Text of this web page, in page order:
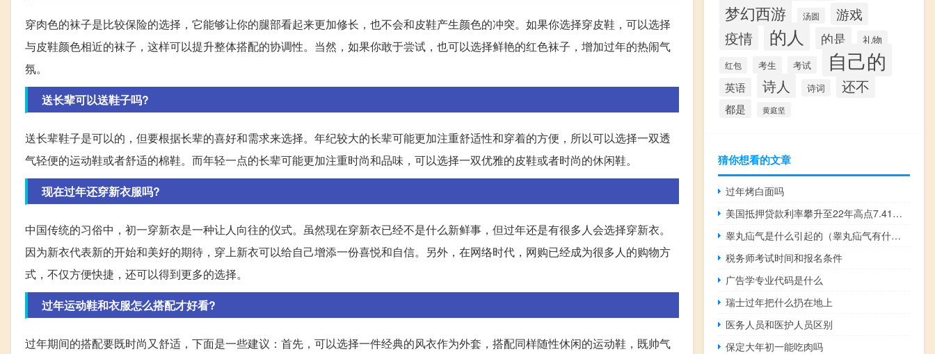
穿肉色的袜子是比较保险的选择，它能够让你的腿部看起来更加修长，也不会和皮鞋产生颜色的冲突。如果你选择穿皮鞋，可以选择
与皮鞋颜色相近的袜子，这样可以提升整体搭配的协调性。当然，如果你敢于尝试，也可以选择鲜艳的红色袜子，增加过年的热闹气
氛。
送长辈可以送鞋子吗?
送长辈鞋子是可以的，但要根据长辈的喜好和需求来选择。年纪较大的长辈可能更加注重舒适性和穿着的方便，所以可以选择一双透
气轻便的运动鞋或者舒适的棉鞋。而年轻一点的长辈可能更加注重时尚和品味，可以选择一双优雅的皮鞋或者时尚的休闲鞋。
现在过年还穿新衣服吗?
中国传统的习俗中，初一穿新衣是一种让人向往的仪式。虽然现在穿新衣已经不是什么新鲜事，但过年还是有很多人会选择穿新衣。
因为新衣代表新的开始和美好的期待，穿上新衣可以给自己增添一份喜悦和自信。另外，在网络时代，网购已经成为很多人的购物方
式，不仅方便快捷，还可以得到更多的选择。
过年运动鞋和衣服怎么搭配才好看?
过年期间的搭配要既时尚又舒适，下面是一些建议：首先，可以选择一件经典的风衣作为外套，搭配同样随性休闲的运动鞋，既帅气
梦幻西游 汤圆 游戏
疫情 的人 的是 礼物
红包 考生 考试 自己的
英语 诗人 诗词 还不
都是 黄庭坚
猜你想看的文章
过年烤白面吗
美国抵押贷款利率攀升至22年高点7.41% 进一步遏制购房需求
睾丸疝气是什么引起的（睾丸疝气有什么症状）
税务师考试时间和报名条件
广告学专业代码是什么
瑞士过年把什么扔在地上
医务人员和医护人员区别
保定大年初一能吃肉吗